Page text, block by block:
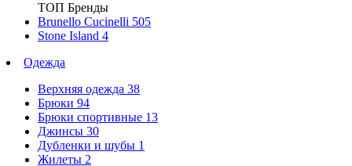
ТОП Бренды
Brunello Cucinelli 505
Stone Island 4
Одежда
Верхняя одежда 38
Брюки 94
Брюки спортивные 13
Джинсы 30
Дубленки и шубы 1
Жилеты 2